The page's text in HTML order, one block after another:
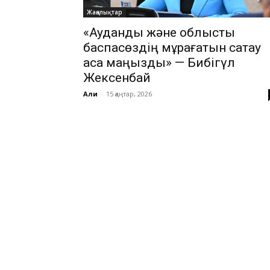
Жаңалықтар
«Аудандық және облыстық
баспасөздің мұрағатын сақтау
аса маңызды» — Бибігүл
Жексенбай
Али - 15 қаңтар, 2026